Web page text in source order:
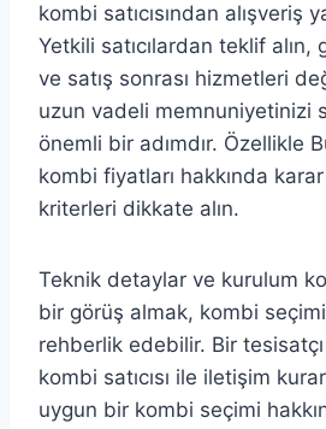
kombi satıcısından alışveriş
Yetkili satıcılardan teklif
ve satış sonrası hizmetleri
uzun vadeli memnuniyetinizi
önemli bir adımdır. Özellikle
kombi fiyatları hakkında
kriterleri dikkate alın.
Teknik detaylar ve kurulum
bir görüş almak, kombi
rehberlik edebilir. Bir
kombi satıcısı ile iletişim
uygun bir kombi seçimi